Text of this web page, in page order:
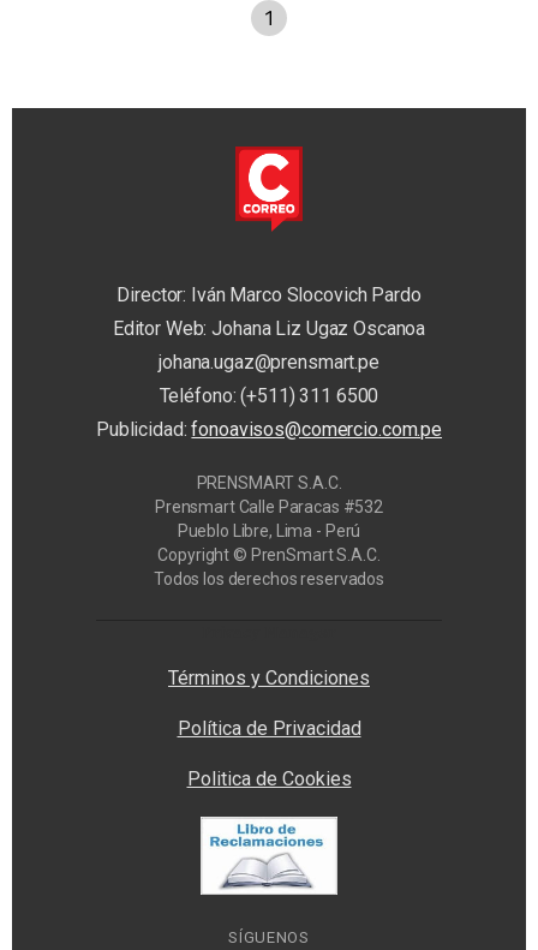
1
Director: Iván Marco Slocovich Pardo
Editor Web: Johana Liz Ugaz Oscanoa
johana.ugaz@prensmart.pe
Teléfono: (+511) 311 6500
Publicidad:fonoavisos@comercio.com.pe
PRENSMART S.A.C.
Prensmart Calle Paracas #532
Pueblo Libre, Lima - Perú
Copyright © PrenSmart S.A.C.
Todos los derechos reservados
Términos y Condiciones
Política de Privacidad
Politica de Cookies
SÍGUENOS